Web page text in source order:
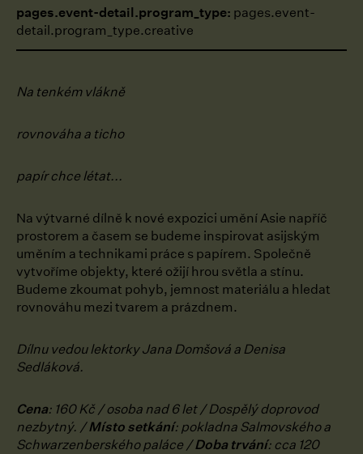
pages.event-detail.program_type: pages.event-
detail.program_type.creative
Na tenkém vlákně
rovnováha a ticho
papír chce létat...
Na výtvarné dílně k nové expozici umění Asie napříč
prostorem a časem se budeme inspirovat asijským
uměním a technikami práce s papírem. Společně
vytvoříme objekty, které ožijí hrou světla a stínu.
Budeme zkoumat pohyb, jemnost materiálu a hledat
rovnováhu mezi tvarem a prázdnem.
Dílnu vedou lektorky Jana Domšová a Denisa
Sedláková.
Cena: 160 Kč / osoba nad 6 let / Dospělý doprovod
nezbytný. /Místo setkání: pokladna Salmovského a
Schwarzenberského paláce /Doba trvání: cca 120